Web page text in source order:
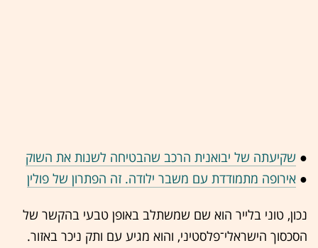
● שקיעתה של יבואנית הרכב שהבטיחה לשנות את השוק
● אירופה מתמודדת עם משבר ילודה. זה הפתרון של פולין
נכון, טוני בלייר הוא שם שמשתלב באופן טבעי בהקשר של
הסכסוך הישראלי־פלסטיני, והוא מגיע עם ותק ניכר באזור.